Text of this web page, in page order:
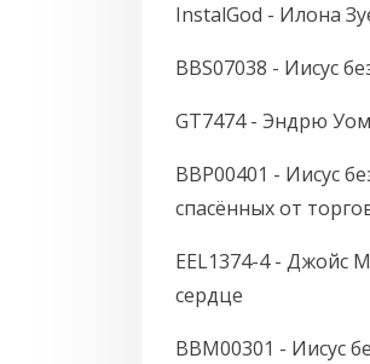
InstalGod - Илона
BBS07038 - Иисус
GT7474 - Эндрю
BBP00401 - Иисус
спасённых от
EEL1374-4 - Джойс
сердце
BBM00301 - Иисус